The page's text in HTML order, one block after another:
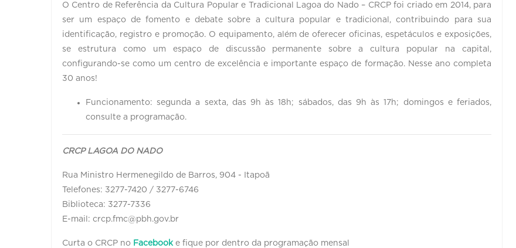
O Centro de Referência da Cultura Popular e Tradicional Lagoa do Nado – CRCP foi criado em 2014, para
ser um espaço de fomento e debate sobre a cultura popular e tradicional, contribuindo para sua
identificação, registro e promoção. O equipamento, além de oferecer oficinas, espetáculos e exposições,
se estrutura como um espaço de discussão permanente sobre a cultura popular na capital,
configurando-se como um centro de excelência e importante espaço de formação. Nesse ano completa
30 anos!
Funcionamento: segunda a sexta, das 9h às 18h; sábados, das 9h às 17h; domingos e feriados,
consulte a programação.
CRCP LAGOA DO NADO
Rua Ministro Hermenegildo de Barros, 904 - Itapoã
Telefones: 3277-7420 / 3277-6746
Biblioteca: 3277-7336
E-mail: crcp.fmc@pbh.gov.br
Curta o CRCP no Facebooke fique por dentro da programação mensal